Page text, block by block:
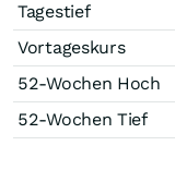
Tagestief
Vortageskurs
52-Wochen Hoch
52-Wochen Tief